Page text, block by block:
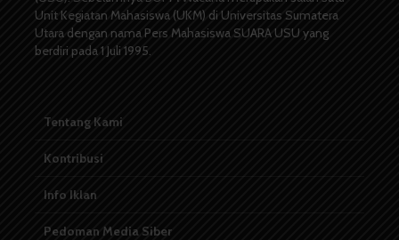
Unit Kegiatan Mahasiswa (UKM) di Universitas Sumatera
Utara dengan nama Pers Mahasiswa SUARA USU yang
berdiri pada 1 Juli 1995.
Tentang Kami
Kontribusi
Info Iklan
Pedoman Media Siber